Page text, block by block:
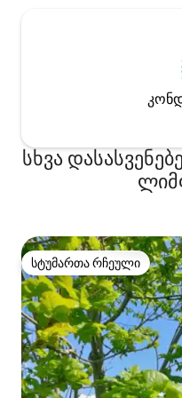
სხვა
სტუმართა რჩეული
სტუმართა რჩეული